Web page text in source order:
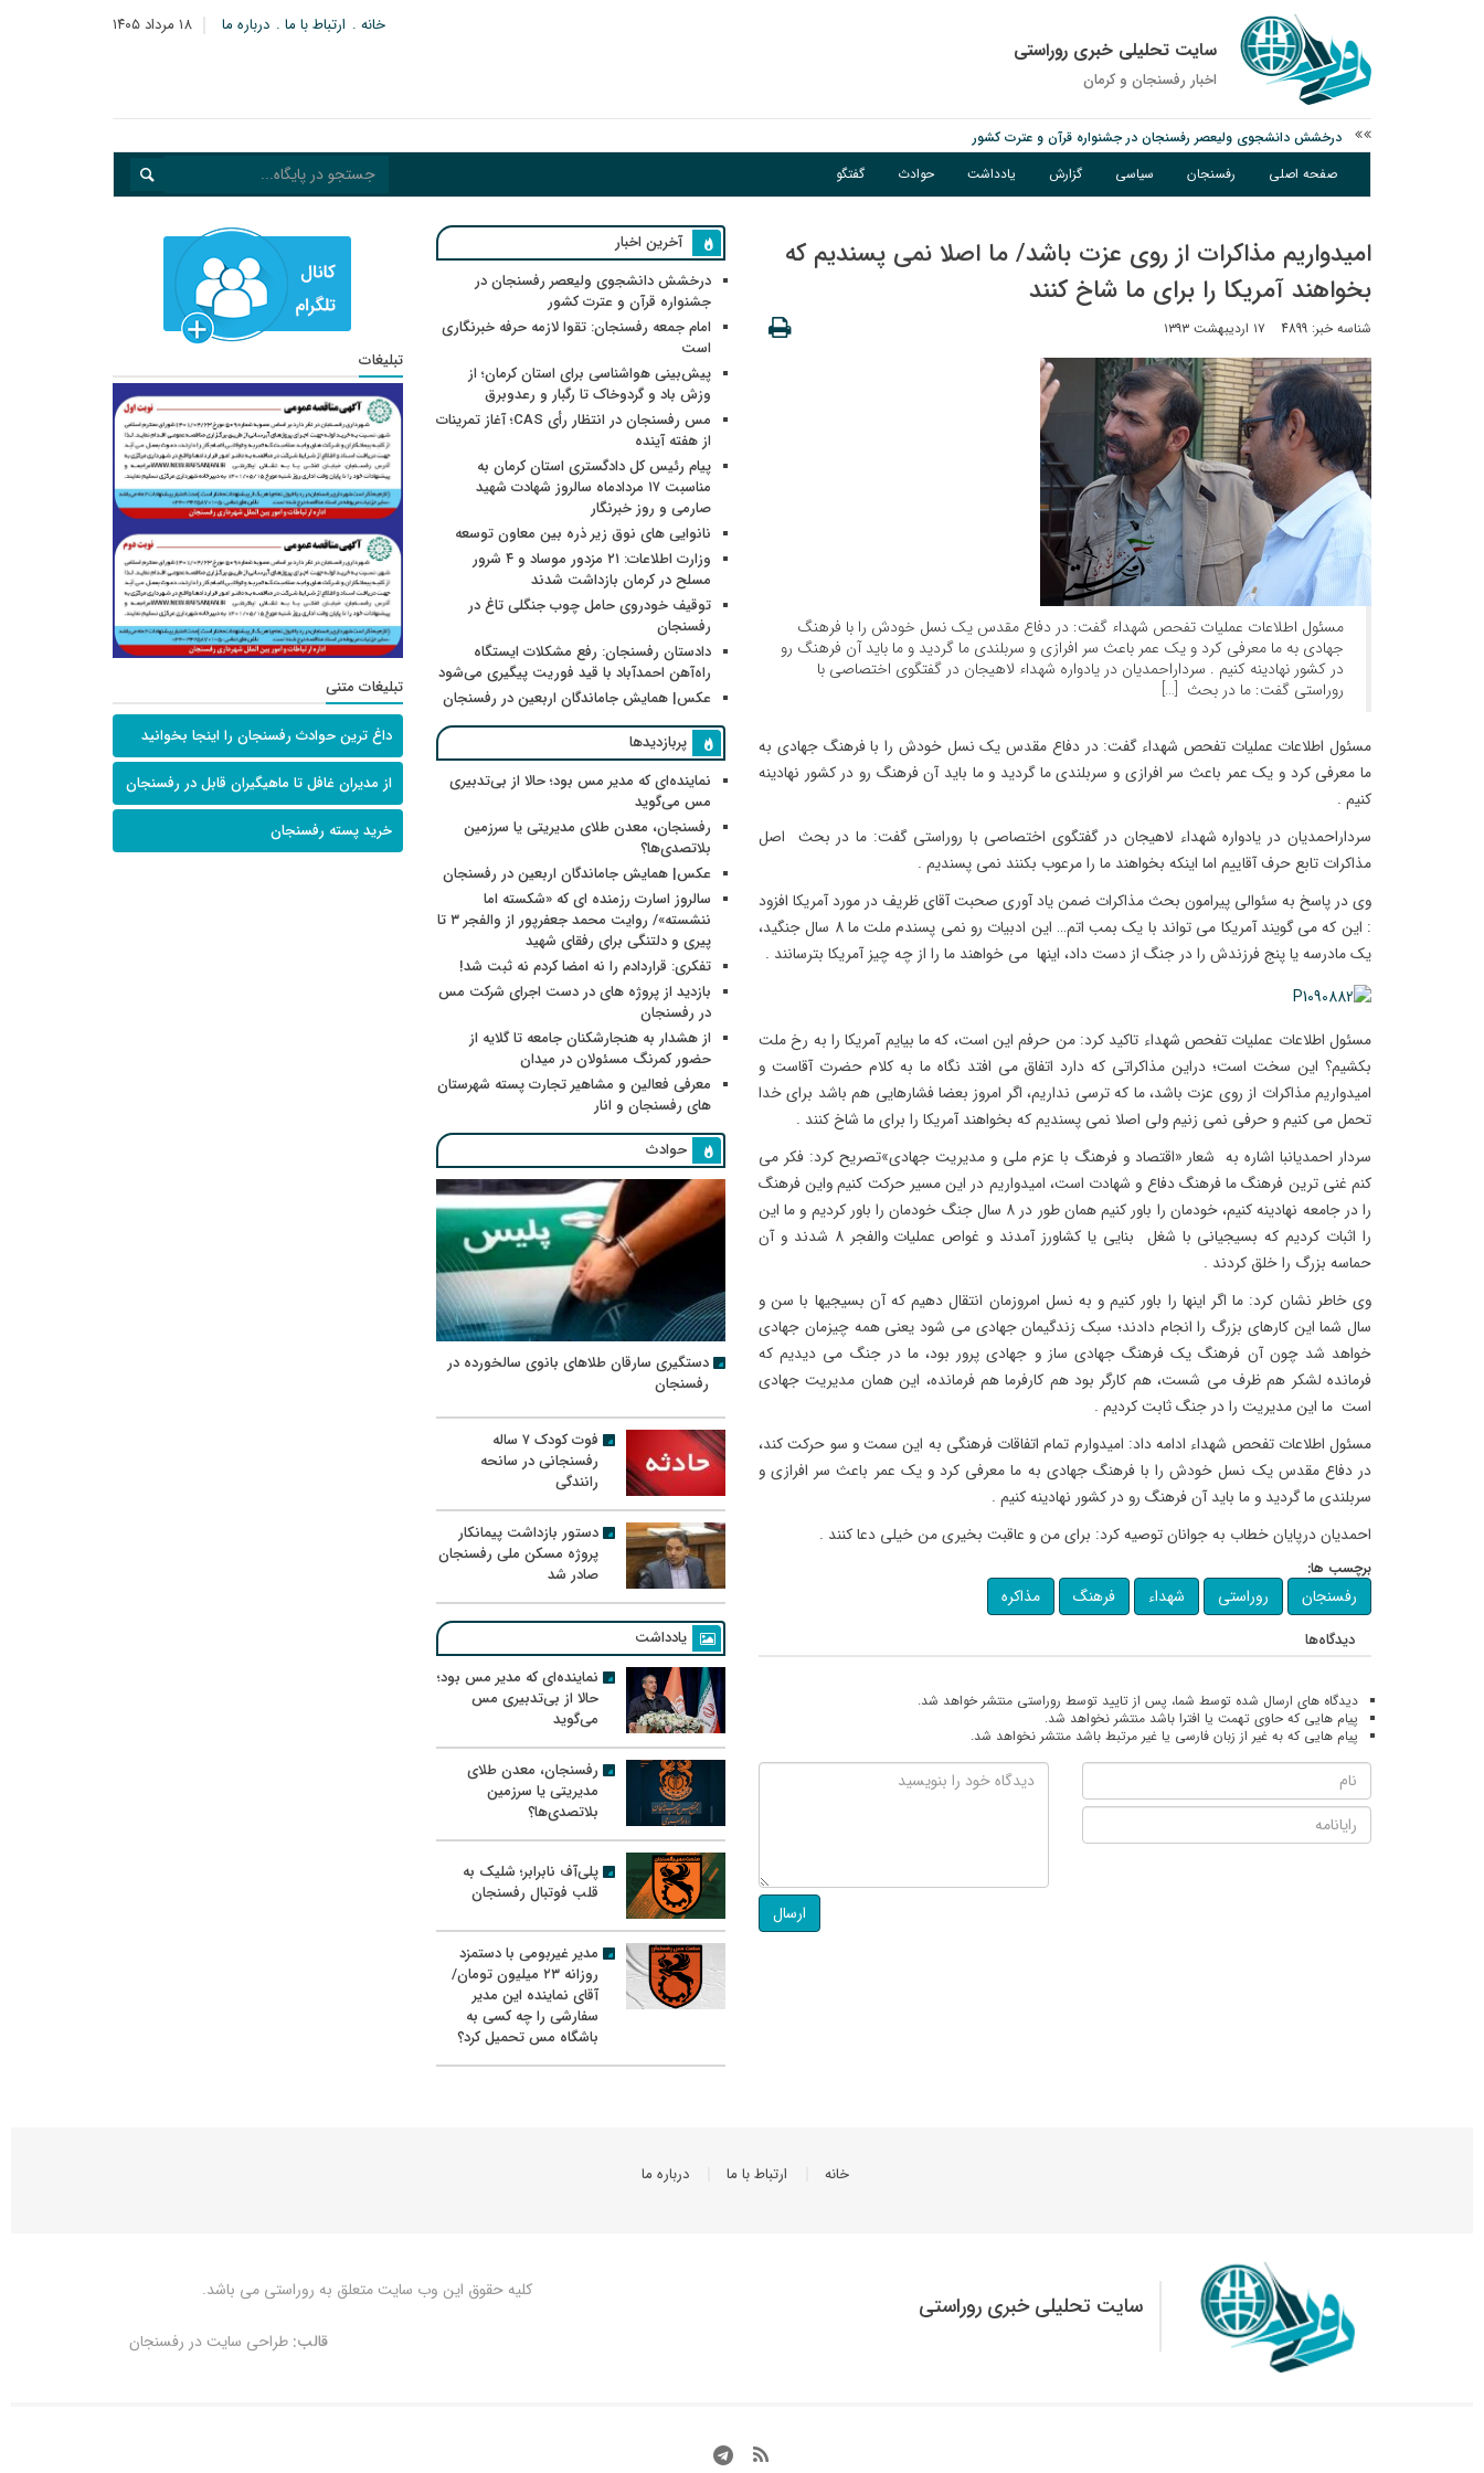
۱۸ مرداد ۱۴۰۵ خانه ارتباط با ما درباره ما
سایت تحلیلی خبری روراستی
اخبار رفسنجان و كرمان
امام جمعه رفسنجان: تقوا لازمه حرفه خبرنگاری است
پیش‌بینی هواشناسی برای استان کرمان؛ از وزش باد و گردوخاک تا رگبار و رعدوبرق
درخشش دانشجوی ولیعصر رفسنجان در جشنواره قرآن و عترت کشور
صفحه اصلی رفسنجان سیاسی گزارش یادداشت حوادث گفتگو
امیدواریم مذاکرات از روی عزت باشد/ ما اصلا نمی پسندیم که
بخواهند آمریکا را برای ما شاخ کنند
شناسه خبر: 4899 ۱۷ اردیبهشت ۱۳۹۳
مسئول اطلاعات عملیات تفحص شهداء گفت: در دفاع مقدس یک نسل خودش را با فرهنگ
جهادی به ما معرفی کرد و یک عمر باعث سر افرازی و سربلندی ما گردید و ما باید آن فرهنگ رو
در کشور نهادینه کنیم . سرداراحمدیان در یادواره شهداء لاهیجان در گفتگوی اختصاصی با
روراستی گفت: ما در بحث […]
مسئول اطلاعات عملیات تفحص شهداء گفت: در دفاع مقدس یک نسل خودش را با فرهنگ جهادی به
ما معرفی کرد و یک عمر باعث سر افرازی و سربلندی ما گردید و ما باید آن فرهنگ رو در کشور نهادینه
کنیم .
سرداراحمدیان در یادواره شهداء لاهیجان در گفتگوی اختصاصی با روراستی گفت: ما در بحث اصل
مذاکرات تابع حرف آقاییم اما اینکه بخواهند ما را مرعوب بکنند نمی پسندیم .
وی در پاسخ به سئوالی پیرامون بحث مذاکرات ضمن یاد آوری صحبت آقای ظریف در مورد آمریکا افزود
: این که می گویند آمریکا می تواند با یک بمب اتم… این ادبیات رو نمی پسندم ملت ما 8 سال جنگید،
یک مادرسه یا پنج فرزندش را در جنگ از دست داد، اینها می خواهند ما را از چه چیز آمریکا بترسانند .
مسئول اطلاعات عملیات تفحص شهداء تاکید کرد: من حرفم این است، که ما بیایم آمریکا را به رخ ملت
بکشیم؟ این سخت است؛ دراین مذاکراتی که دارد اتفاق می افتد نگاه ما به کلام حضرت آقاست و
امیدواریم مذاکرات از روی عزت باشد، ما که ترسی نداریم، اگر امروز بعضا فشارهایی هم باشد برای خدا
تحمل می کنیم و حرفی نمی زنیم ولی اصلا نمی پسندیم که بخواهند آمریکا را برای ما شاخ کنند .
سردار احمدیانبا اشاره به شعار «اقتصاد و فرهنگ با عزم ملی و مدیریت جهادی»تصریح کرد: فکر می
کنم غنی ترین فرهنگ ما فرهنگ دفاع و شهادت است، امیدواریم در این مسیر حرکت کنیم واین فرهنگ
را در جامعه نهادینه کنیم، خودمان را باور کنیم همان طور در 8 سال جنگ خودمان را باور کردیم و ما این
را اثبات کردیم که بسیجیانی با شغل بنایی یا کشاورز آمدند و غواص عملیات والفجر 8 شدند و آن
حماسه بزرگ را خلق کردند .
وی خاطر نشان کرد: ما اگر اینها را باور کنیم و به نسل امروزمان انتقال دهیم که آن بسیجیها با سن و
سال شما این کارهای بزرگ را انجام دادند؛ سبک زندگیمان جهادی می شود یعنی همه چیزمان جهادی
خواهد شد چون آن فرهنگ یک فرهنگ جهادی ساز و جهادی پرور بود، ما در جنگ می دیدیم که
فرمانده لشکر هم ظرف می شست، هم کارگر بود هم کارفرما هم فرمانده، این همان مدیریت جهادی
است ما این مدیریت را در جنگ ثابت کردیم .
مسئول اطلاعات تفحص شهداء ادامه داد: امیدوارم تمام اتفاقات فرهنگی به این سمت و سو حرکت کند،
در دفاع مقدس یک نسل خودش را با فرهنگ جهادی به ما معرفی کرد و یک عمر باعث سر افرازی و
سربلندی ما گردید و ما باید آن فرهنگ رو در کشور نهادینه کنیم .
احمدیان درپایان خطاب به جوانان توصیه کرد: برای من و عاقبت بخیری من خیلی دعا کنند .
برچسب ها:
رفسنجان روراستی شهداء فرهنگ مذاکره
دیدگاه‌ها
دیدگاه های ارسال شده توسط شما، پس از تایید توسط روراستی منتشر خواهد شد.
پیام هایی که حاوی تهمت یا افترا باشد منتشر نخواهد شد.
پیام هایی که به غیر از زبان فارسی یا غیر مرتبط باشد منتشر نخواهد شد.
ارسال
آخرین اخبار
درخشش دانشجوی ولیعصر رفسنجان در
جشنواره قرآن و عترت کشور
امام جمعه رفسنجان: تقوا لازمه حرفه خبرنگاری
است
پیش‌بینی هواشناسی برای استان کرمان؛ از
وزش باد و گردوخاک تا رگبار و رعدوبرق
مس رفسنجان در انتظار رأی CAS؛ آغاز تمرینات
از هفته آینده
پیام رئیس کل دادگستری استان کرمان به
مناسبت ۱۷ مردادماه سالروز شهادت شهید
صارمی و روز خبرنگار
نانوایی های نوق زیر ذره بین معاون توسعه
وزارت اطلاعات: ۲۱ مزدور موساد و ۴ شرور
مسلح در کرمان بازداشت شدند
توقیف خودروی حامل چوب جنگلی تاغ در
رفسنجان
دادستان رفسنجان: رفع مشکلات ایستگاه
راه‌آهن احمدآباد با قید فوریت پیگیری می‌شود
عکس| همایش جاماندگان اربعین در رفسنجان
پربازدیدها
نماینده‌ای که مدیر مس بود؛ حالا از بی‌تدبیری
مس می‌گوید
رفسنجان، معدن طلای مدیریتی یا سرزمین
بلاتصدی‌ها؟
عکس| همایش جاماندگان اربعین در رفسنجان
سالروز اسارت رزمنده ای که «شکسته اما
ننشسته»/ روایت محمد جعفرپور از والفجر ۳ تا
پیری و دلتنگی برای رفقای شهید
تفکری: قراردادم را نه امضا کردم نه ثبت شد!
بازدید از پروژه های در دست اجرای شرکت مس
در رفسنجان
از هشدار به هنجارشکنان جامعه تا گلایه از
حضور کمرنگ مسئولان در میدان
معرفی فعالین و مشاهیر تجارت پسته شهرستان
های رفسنجان و انار
حوادث
دستگیری سارقان طلاهای بانوی سالخورده در
رفسنجان
فوت کودک ۷ ساله
رفسنجانی در سانحه
رانندگی
دستور بازداشت پیمانکار
پروژه مسکن ملی رفسنجان
صادر شد
یادداشت
نماینده‌ای که مدیر مس بود؛
حالا از بی‌تدبیری مس
می‌گوید
رفسنجان، معدن طلای
مدیریتی یا سرزمین
بلاتصدی‌ها؟
پلی‌آف نابرابر؛ شلیک به
قلب فوتبال رفسنجان
مدیر غیربومی با دستمزد
روزانه ۲۳ میلیون تومان/
آقای نماینده این مدیر
سفارشی را چه کسی به
باشگاه مس تحمیل کرد؟
تبلیغات
تبلیغات متنی
داغ ترین حوادث رفسنجان را اینجا بخوانید
از مدیران غافل تا ماهیگیران قابل در رفسنجان
خرید پسته رفسنجان
خانه ارتباط با ما درباره ما
سایت تحلیلی خبری روراستی
کلیه حقوق این وب سایت متعلق به روراستی می باشد.
قالب: طراحی سایت در رفسنجان